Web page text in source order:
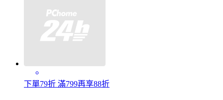
下單79折 滿799再享88折